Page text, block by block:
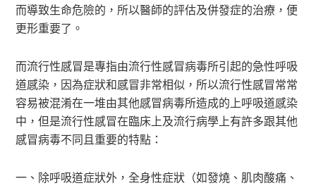
而導致生命危險的，所以醫師的評估及併發症的治療，便
更形重要了。
而流行性感冒是專指由流行性感冒病毒所引起的急性呼吸
道感染，因為症狀和感冒非常相似，所以流行性感冒常常
容易被混淆在一堆由其他感冒病毒所造成的上呼吸道感染
中，但是流行性感冒在臨床上及流行病學上有許多跟其他
感冒病毒不同且重要的特點：
一、除呼吸道症狀外，全身性症狀（如發燒、肌肉酸痛、